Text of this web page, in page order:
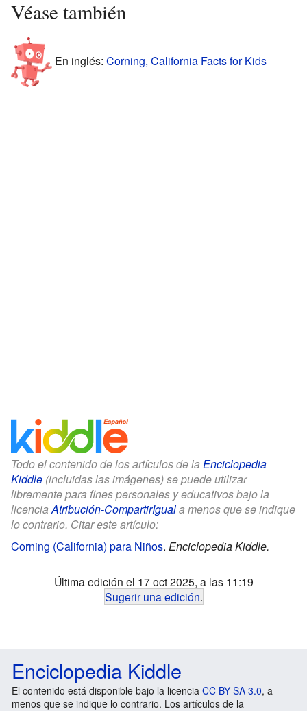
Véase también
En inglés: Corning, California Facts for Kids
Todo el contenido de los artículos de la Enciclopedia
Kiddle (incluidas las imágenes) se puede utilizar
libremente para fines personales y educativos bajo la
licenciaAtribución-CompartirIguala menos que se indique
lo contrario. Citar este artículo:
Corning (California) para Niños. Enciclopedia Kiddle.
Última edición el 17 oct 2025, a las 11:19
Sugerir una edición.
Enciclopedia Kiddle
El contenido está disponible bajo la licencia CC BY-SA 3.0, a
menos que se indique lo contrario. Los artículos de la